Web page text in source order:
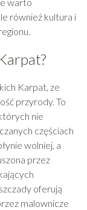
również kultura i
Karpat, ze
przyrody. To
nie
częściach
wolniej, a
przez
oferują
malownicze